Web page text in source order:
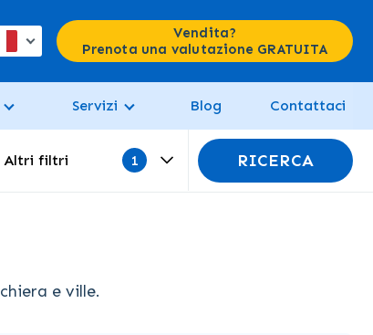
Vendita?
Prenota una valutazione GRATUITA
Servizi Blog Contattaci
Altri filtri RICERCA
e ville.